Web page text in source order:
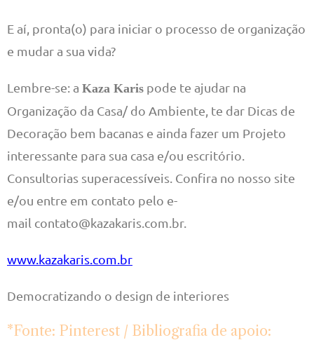
E aí, pronta(o) para iniciar o processo de organização
e mudar a sua vida?
Lembre-se: a Kaza Karis pode te ajudar na
Organização da Casa/ do Ambiente, te dar Dicas de
Decoração bem bacanas e ainda fazer um Projeto
interessante para sua casa e/ou escritório.
Consultorias superacessíveis. Confira no nosso site
e/ou entre em contato pelo e-
mail contato@kazakaris.com.br.
www.kazakaris.com.br
Democratizando o design de interiores
*Fonte: Pinterest / Bibliografia de apoio: